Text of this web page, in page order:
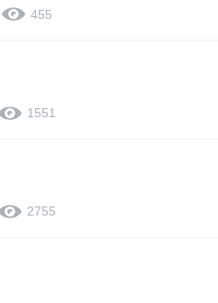
455
1551
2755